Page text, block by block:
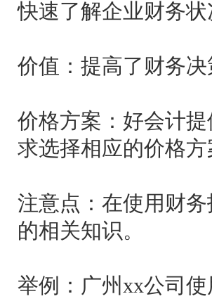
快速了解企业财务状
价值：提高了财务
价格方案：好会计
求选择相应的价格方
注意点：在使用财
的相关知识。
举例：广州xx公司